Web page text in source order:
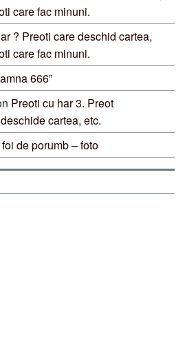
care fac minuni.
? Preoti care deschid cartea,
care fac minuni.
666”
Preoti cu har 3. Preot
cartea, etc.
de porumb – foto